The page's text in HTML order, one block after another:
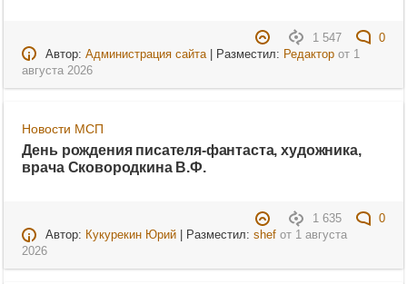
1 547
0
Автор: Администрация сайта| Разместил: Редакторот 1
августа 2026
Новости МСП
День рождения писателя-фантаста, художника,
врача Сковородкина В.Ф.
1 635
0
Автор: Кукурекин Юрий| Разместил: shefот 1 августа
2026